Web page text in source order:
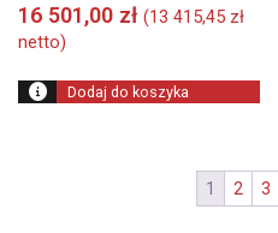
16 501,00 zł (13 415,45 zł
netto)
Dodaj do koszyka
1 2 3